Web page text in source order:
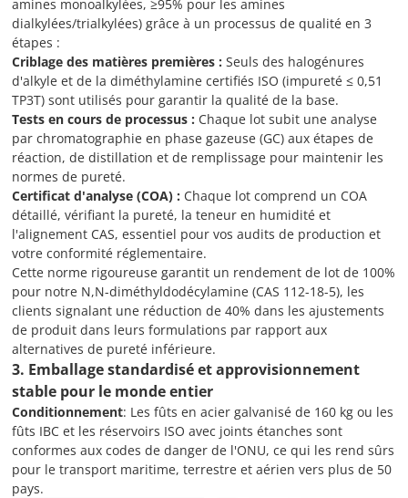
amines monoalkylées, ≥95% pour les amines
dialkylées/trialkylées) grâce à un processus de qualité en 3
étapes :
Criblage des matières premières :Seuls des halogénures
d'alkyle et de la diméthylamine certifiés ISO (impureté ≤ 0,51
TP3T) sont utilisés pour garantir la qualité de la base.
Tests en cours de processus : Chaque lot subit une analyse
par chromatographie en phase gazeuse (GC) aux étapes de
réaction, de distillation et de remplissage pour maintenir les
normes de pureté.
Certificat d'analyse (COA) : Chaque lot comprend un COA
détaillé, vérifiant la pureté, la teneur en humidité et
l'alignement CAS, essentiel pour vos audits de production et
votre conformité réglementaire.
Cette norme rigoureuse garantit un rendement de lot de 100%
pour notre N,N-diméthyldodécylamine (CAS 112-18-5), les
clients signalant une réduction de 40% dans les ajustements
de produit dans leurs formulations par rapport aux
alternatives de pureté inférieure.
3. Emballage standardisé et approvisionnement
stable pour le monde entier
Conditionnement: Les fûts en acier galvanisé de 160 kg ou les
fûts IBC et les réservoirs ISO avec joints étanches sont
conformes aux codes de danger de l'ONU, ce qui les rend sûrs
pour le transport maritime, terrestre et aérien vers plus de 50
pays.